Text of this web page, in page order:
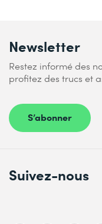
Newsletter
Restez informé des
profitez des trucs et
S’abonner
Suivez-nous